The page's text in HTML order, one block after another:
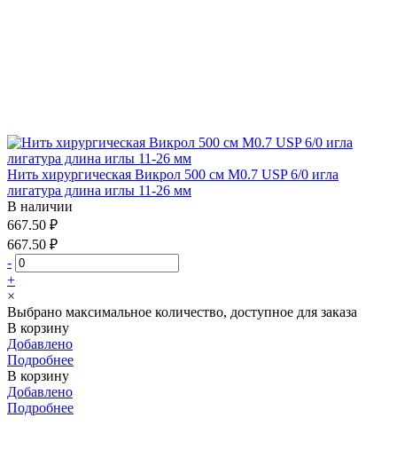
Нить хирургическая Викрол 500 см М0.7 USP 6/0 игла
лигатура длина иглы 11-26 мм
В наличии
667.50 ₽
667.50 ₽
-
+
×
Выбрано максимальное количество, доступное для заказа
В корзину
Добавлено
Подробнее
В корзину
Добавлено
Подробнее